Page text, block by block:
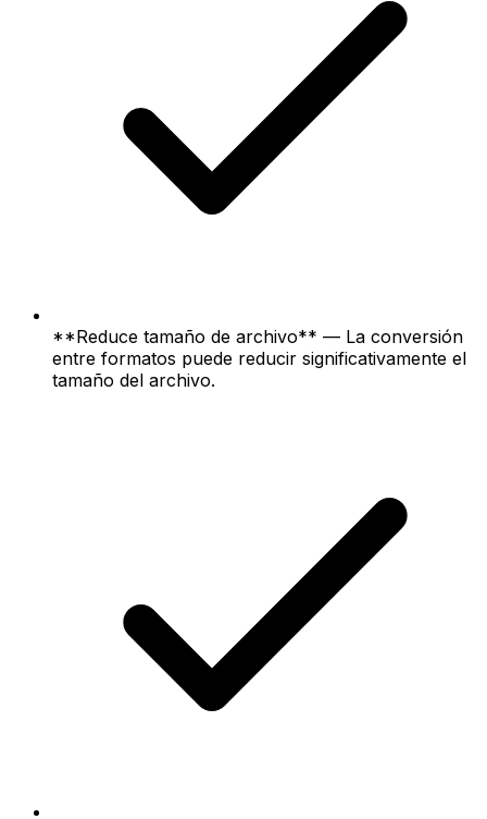
**Reduce tamaño de archivo** — La conversión
entre formatos puede reducir significativamente el
tamaño del archivo.